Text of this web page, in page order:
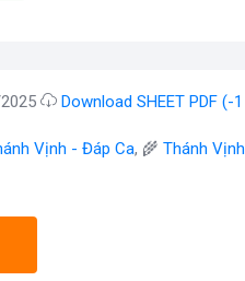
Download SHEET PDF (-
Vịnh - Đáp Ca, 🌾 Thánh